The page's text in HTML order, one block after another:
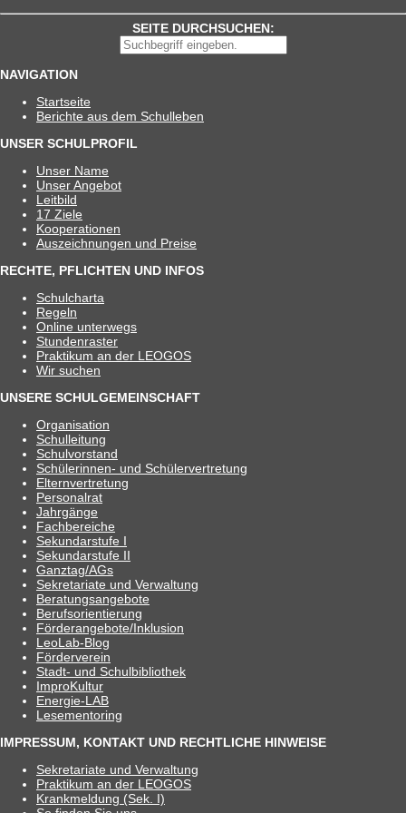
SEITE DURCHSUCHEN:
NAVIGATION
Start­seite
Berichte aus dem Schulleben
UNSER SCHULPROFIL
Unser Name
Unser Ange­bot
Leit­bild
17 Ziele
Koope­ra­tio­nen
Aus­zeich­nun­gen und Preise
RECHTE, PFLICHTEN UND INFOS
Schul­charta
Regeln
Online unter­wegs
Stun­den­ras­ter
Prak­ti­kum an der LEOGOS
Wir suchen
UNSERE SCHULGEMEINSCHAFT
Orga­ni­sa­tion
Schul­lei­tung
Schul­vor­stand
Schü­le­rin­nen- und Schülervertretung
Eltern­ver­tre­tung
Per­so­nal­rat
Jahr­gänge
Fach­be­rei­che
Sekun­dar­stufe I
Sekun­dar­stufe II
Ganztag/​​AGs
Sekre­ta­riate und Verwaltung
Bera­tungs­an­ge­bote
Berufs­ori­en­tie­rung
Förderangebote/​​Inklusion
Leo­Lab-Blog
För­der­ver­ein
Stadt- und Schulbibliothek
Impro­Kul­tur
Ener­­gie-LAB
Lese­men­to­ring
IMPRESSUM, KONTAKT UND RECHTLICHE HINWEISE
Sekre­ta­riate und Verwaltung
Prak­ti­kum an der LEOGOS
Krank­mel­dung (Sek. I)